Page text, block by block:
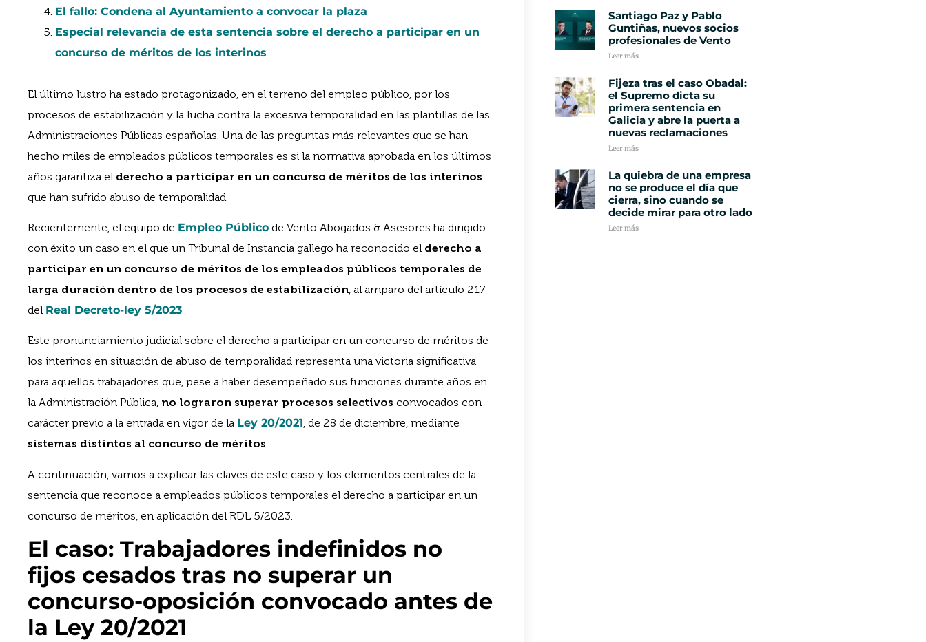
El fallo: Condena al Ayuntamiento a convocar la plaza
Especial relevancia de esta sentencia sobre el derecho a participar en un
concurso de méritos de los interinos
El último lustro ha estado protagonizado, en el terreno del empleo público, por los
procesos de estabilización y la lucha contra la excesiva temporalidad en las plantillas de las
Administraciones Públicas españolas. Una de las preguntas más relevantes que se han
hecho miles de empleados públicos temporales es si la normativa aprobada en los últimos
años garantiza el derecho a participar en un concurso de méritos de los interinos
que han sufrido abuso de temporalidad.
Recientemente, el equipo de Empleo Público de Vento Abogados & Asesores ha dirigido
con éxito un caso en el que un Tribunal de Instancia gallego ha reconocido el derecho a
participar en un concurso de méritos de los empleados públicos temporales de
larga duración dentro de los procesos de estabilización, al amparo del artículo 217
del Real Decreto-ley 5/2023.
Este pronunciamiento judicial sobre el derecho a participar en un concurso de méritos de
los interinos en situación de abuso de temporalidad representa una victoria significativa
para aquellos trabajadores que, pese a haber desempeñado sus funciones durante años en
la Administración Pública, no lograron superar procesos selectivos convocados con
carácter previo a la entrada en vigor de la Ley 20/2021, de 28 de diciembre, mediante
sistemas distintos al concurso de méritos.
A continuación, vamos a explicar las claves de este caso y los elementos centrales de la
sentencia que reconoce a empleados públicos temporales el derecho a participar en un
concurso de méritos, en aplicación del RDL 5/2023.
El caso: Trabajadores indefinidos no
fijos cesados tras no superar un
concurso-oposición convocado antes de
la Ley 20/2021
Santiago Paz y Pablo
Guntiñas, nuevos socios
profesionales de Vento
Leer más
Fijeza tras el caso Obadal:
el Supremo dicta su
primera sentencia en
Galicia y abre la puerta a
nuevas reclamaciones
Leer más
La quiebra de una empresa
no se produce el día que
cierra, sino cuando se
decide mirar para otro lado
Leer más